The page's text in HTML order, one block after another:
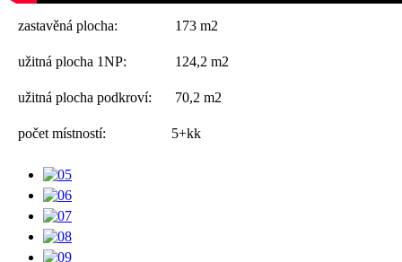
zastavěná plocha: 173 m2
užitná plocha 1NP: 124,2 m2
užitná plocha podkroví: 70,2 m2
počet místností: 5+kk